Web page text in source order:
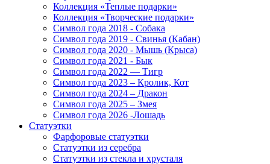
Коллекция «Теплые подарки»
Коллекция «Творческие подарки»
Символ года 2018 - Собака
Символ года 2019 - Свинья (Кабан)
Символ года 2020 - Мышь (Крыса)
Символ года 2021 - Бык
Символ года 2022 — Тигр
Символ года 2023 – Кролик, Кот
Символ года 2024 – Дракон
Символ года 2025 – Змея
Символ года 2026 -Лошадь
Статуэтки
Фарфоровые статуэтки
Статуэтки из серебра
Статуэтки из стекла и хрусталя